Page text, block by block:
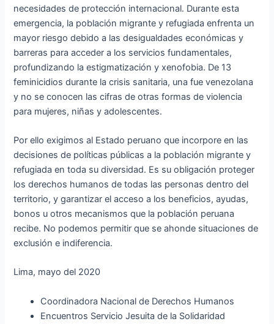
necesidades de protección internacional. Durante esta
emergencia, la población migrante y refugiada enfrenta un
mayor riesgo debido a las desigualdades económicas y
barreras para acceder a los servicios fundamentales,
profundizando la estigmatización y xenofobia. De 13
feminicidios durante la crisis sanitaria, una fue venezolana
y no se conocen las cifras de otras formas de violencia
para mujeres, niñas y adolescentes.
Por ello exigimos al Estado peruano que incorpore en las
decisiones de políticas públicas a la población migrante y
refugiada en toda su diversidad. Es su obligación proteger
los derechos humanos de todas las personas dentro del
territorio, y garantizar el acceso a los beneficios, ayudas,
bonos u otros mecanismos que la población peruana
recibe. No podemos permitir que se ahonde situaciones de
exclusión e indiferencia.
Lima, mayo del 2020
Coordinadora Nacional de Derechos Humanos
Encuentros Servicio Jesuita de la Solidaridad